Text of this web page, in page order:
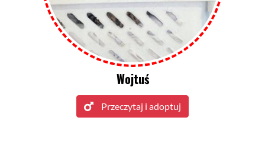
Wojtuś
Przeczytaj i adoptuj